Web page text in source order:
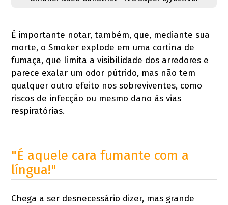
É importante notar, também, que, mediante sua
morte, o Smoker explode em uma cortina de
fumaça, que limita a visibilidade dos arredores e
parece exalar um odor pútrido, mas não tem
qualquer outro efeito nos sobreviventes, como
riscos de infecção ou mesmo dano às vias
respiratórias.
"É aquele cara fumante com a
língua!"
Chega a ser desnecessário dizer, mas grande